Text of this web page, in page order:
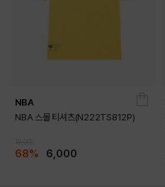
NBA
NBA 스몰 티셔츠(N222TS812P)
68% 6,000